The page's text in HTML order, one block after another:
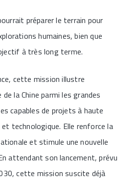
préparer le terrain pour
humaines, bien que
à très long terme.
cette mission illustre
la Chine parmi les grandes
capables de projets à haute
technologique. Elle renforce la
et stimule une nouvelle
attendant son lancement, prévu
cette mission suscite déjà